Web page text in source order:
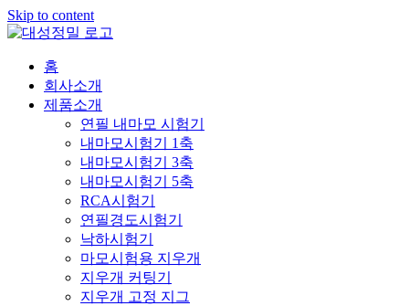
Skip to content
홈
회사소개
제품소개
연필 내마모 시험기
내마모시험기 1축
내마모시험기 3축
내마모시험기 5축
RCA시험기
연필경도시험기
낙하시험기
마모시험용 지우개
지우개 커팅기
지우개 고정 지그